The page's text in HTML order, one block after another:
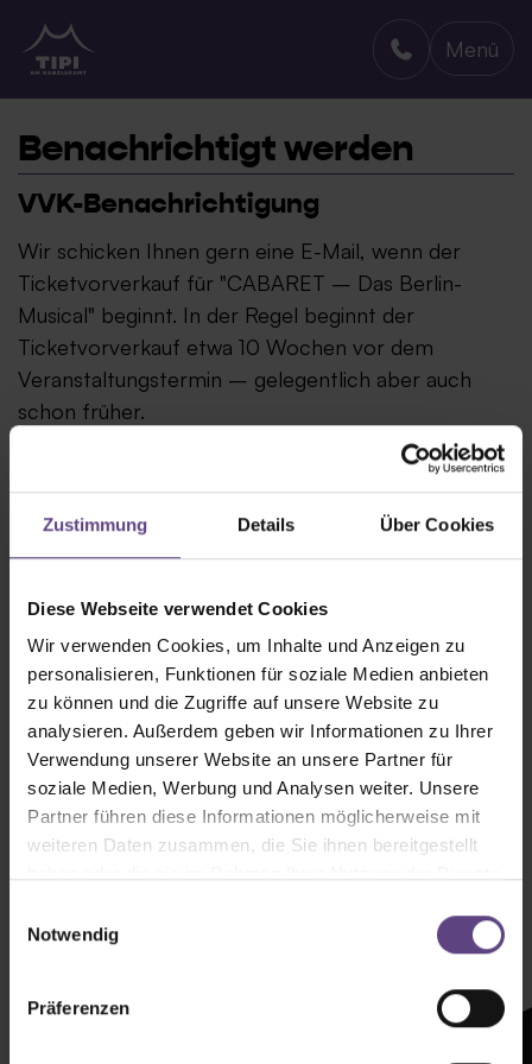
Zustimmung Details Über Cookies
Diese Webseite verwendet Cookies
Wir verwenden Cookies, um Inhalte und Anzeigen zu
personalisieren, Funktionen für soziale Medien anbieten
zu können und die Zugriffe auf unsere Website zu
analysieren. Außerdem geben wir Informationen zu Ihrer
Verwendung unserer Website an unsere Partner für
soziale Medien, Werbung und Analysen weiter. Unsere
Partner führen diese Informationen möglicherweise mit
weiteren Daten zusammen, die Sie ihnen bereitgestellt
Notwendig
Präferenzen
TIPI AM KANZLERAMT
Menü
Benachrichtigt werden
VVK-Benachrichtigung
Wir schicken Ihnen gern eine E-Mail, wenn der
Ticketvorverkauf für "CABARET – Das Berlin-
Musical" beginnt. In der Regel beginnt der
Ticketvorverkauf etwa 10 Wochen vor dem
Veranstaltungstermin – gelegentlich aber auch
schon früher.
Newsletter mit
Zeltenheitswert
Newsletter abonnieren